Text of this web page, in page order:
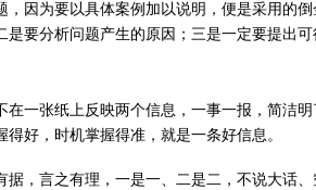
因为要以具体案例加以说明，便是采用的
要分析问题产生的原因；三是一定要提出可
在一张纸上反映两个信息，一事一报，简洁
好，时机掌握得准，就是一条好信息。
据，言之有理，一是一、二是二，不说大话